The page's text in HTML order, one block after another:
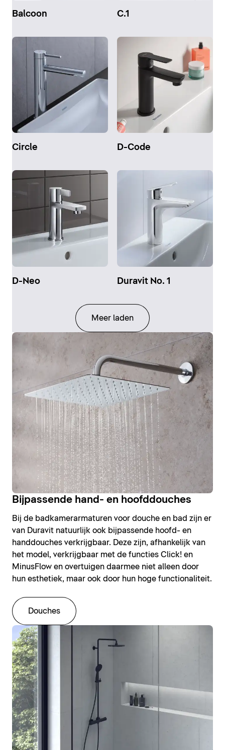
Balcoon C.1
Circle D-Code
D-Neo Duravit No. 1
Meer laden
Bijpassende hand- en hoofddouches
Bij de badkamerarmaturen voor douche en bad zijn er
van Duravit natuurlijk ook bijpassende hoofd- en
handdouches verkrijgbaar. Deze zijn, afhankelijk van
het model, verkrijgbaar met de functies Click! en
MinusFlow en overtuigen daarmee niet alleen door
hun esthetiek, maar ook door hun hoge functionaliteit.
Douches